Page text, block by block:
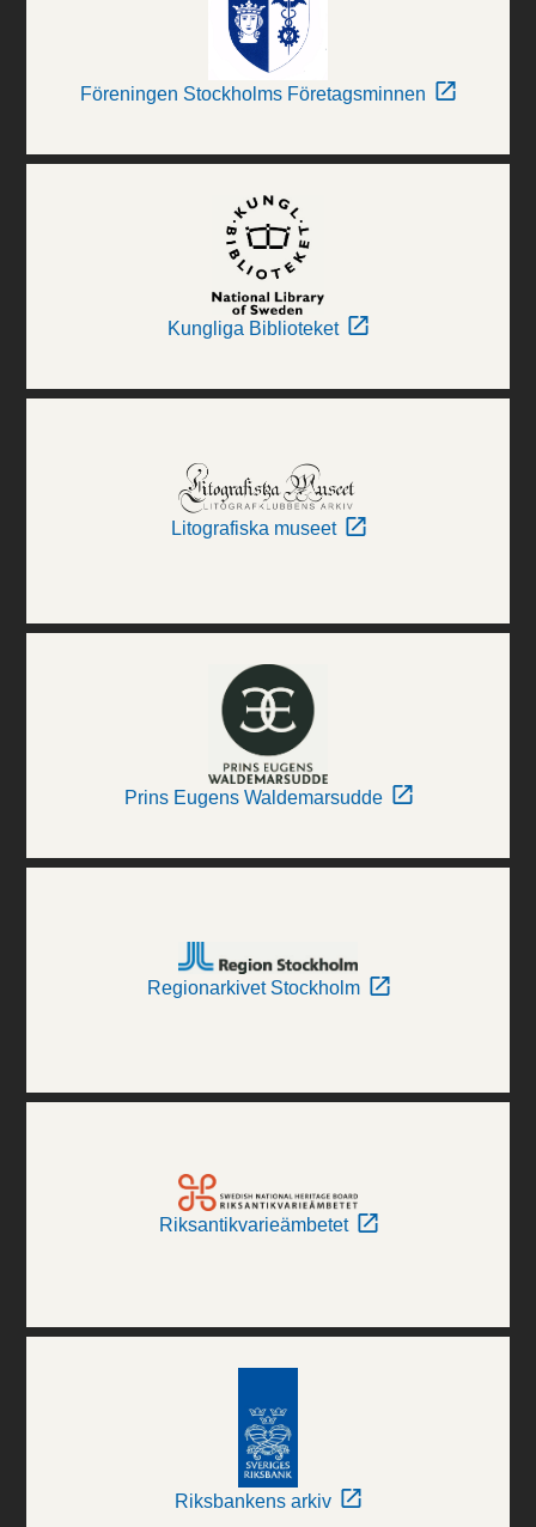
Föreningen Stockholms Företagsminnen
Kungliga Biblioteket
Litografiska museet
Prins Eugens Waldemarsudde
Regionarkivet Stockholm
Riksantikvarieämbetet
Riksbankens arkiv